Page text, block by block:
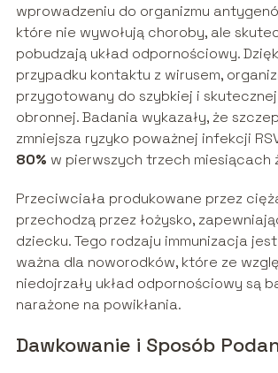
wprowadzeniu do organizmu
które nie wywołują choroby, ale
pobudzają układ odpornościowy.
przypadku kontaktu z wirusem,
przygotowany do szybkiej i
obronnej. Badania wykazały, że
zmniejsza ryzyko poważnej infekcji
80% w pierwszych trzech miesiącach
Przeciwciała produkowane przez
przechodzą przez łożysko,
dziecku. Tego rodzaju immunizacja
ważna dla noworodków, które ze
niedojrzały układ odpornościowy są
narażone na powikłania.
Dawkowanie i Sposób